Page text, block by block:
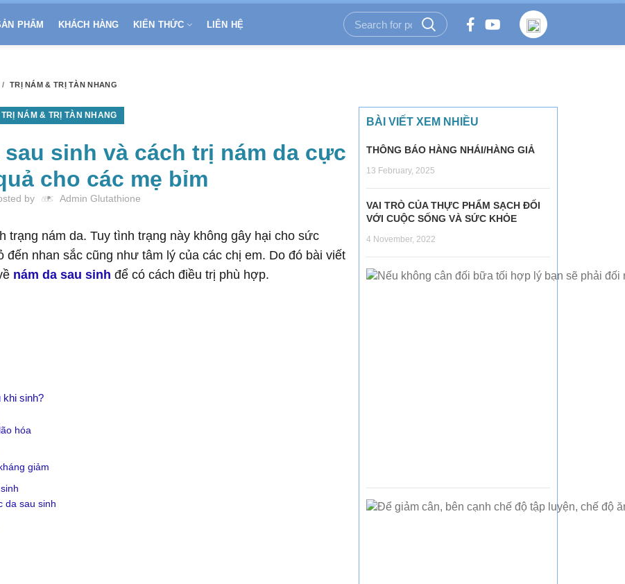
PHẨM KHÁCH HÀNG KIẾN THỨC LIÊN HỆ
TRỊ NÁM & TRỊ TÀN NHANG
TRỊ NÁM & TRỊ TÀN NHANG
sinh và cách trị nám da cực
cho các mẹ bỉm
by Admin Glutathione
trạng nám da. Tuy tình trạng này không gây hại cho sức
nhan sắc cũng như tâm lý của các chị em. Do đó bài viết
nám da sau sinh để có cách điều trị phù hợp.
khi sinh?
hóa
giảm
da sau sinh
BÀI VIẾT XEM NHIỀU
THÔNG BÁO HÀNG NHÁI/HÀNG GIẢ
13 February, 2025
VAI TRÒ CỦA THỰC PHẨM SẠCH ĐỐI
VỚI CUỘC SỐNG VÀ SỨC KHỎE
4 November, 2022